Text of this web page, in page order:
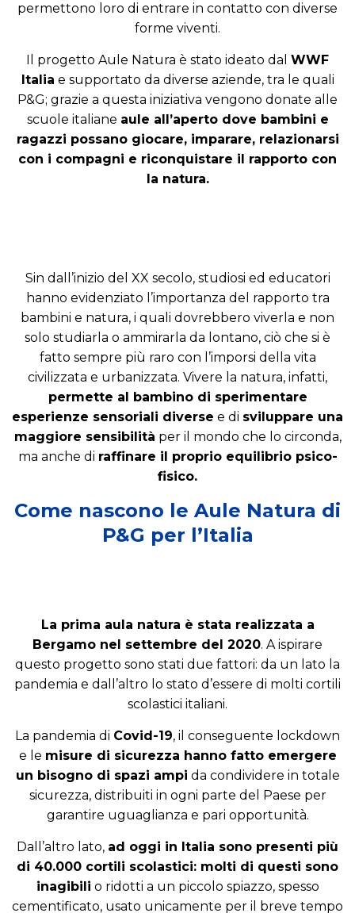
permettono loro di entrare in contatto con diverse
forme viventi.
Il progetto Aule Natura è stato ideato dal WWF
Italia e supportato da diverse aziende, tra le quali
P&G; grazie a questa iniziativa vengono donate alle
scuole italiane aule all’aperto dove bambini e
ragazzi possano giocare, imparare, relazionarsi
con i compagni e riconquistare il rapporto con
la natura.
Sin dall’inizio del XX secolo, studiosi ed educatori
hanno evidenziato l’importanza del rapporto tra
bambini e natura, i quali dovrebbero viverla e non
solo studiarla o ammirarla da lontano, ciò che si è
fatto sempre più raro con l’imporsi della vita
civilizzata e urbanizzata. Vivere la natura, infatti,
permette al bambino di sperimentare
esperienze sensoriali diverse e di sviluppare una
maggiore sensibilità per il mondo che lo circonda,
ma anche di raffinare il proprio equilibrio psico-
fisico.
Come nascono le Aule Natura di
P&G per l’Italia
La prima aula natura è stata realizzata a
Bergamo nel settembre del 2020. A ispirare
questo progetto sono stati due fattori: da un lato la
pandemia e dall’altro lo stato d’essere di molti cortili
scolastici italiani.
La pandemia di Covid-19, il conseguente lockdown
e le misure di sicurezza hanno fatto emergere
un bisogno di spazi ampi da condividere in totale
sicurezza, distribuiti in ogni parte del Paese per
garantire uguaglianza e pari opportunità.
Dall’altro lato, ad oggi in Italia sono presenti più
di 40.000 cortili scolastici: molti di questi sono
inagibili o ridotti a un piccolo spiazzo, spesso
cementificato, usato unicamente per il breve tempo